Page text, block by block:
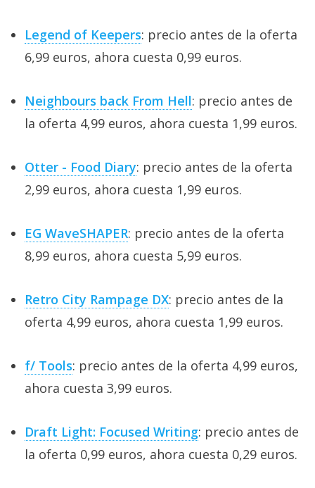
Legend of Keepers: precio antes de la oferta
6,99 euros, ahora cuesta 0,99 euros.
Neighbours back From Hell: precio antes de
la oferta 4,99 euros, ahora cuesta 1,99 euros.
Otter - Food Diary: precio antes de la oferta
2,99 euros, ahora cuesta 1,99 euros.
EG WaveSHAPER: precio antes de la oferta
8,99 euros, ahora cuesta 5,99 euros.
Retro City Rampage DX: precio antes de la
oferta 4,99 euros, ahora cuesta 1,99 euros.
f/ Tools: precio antes de la oferta 4,99 euros,
ahora cuesta 3,99 euros.
Draft Light: Focused Writing: precio antes de
la oferta 0,99 euros, ahora cuesta 0,29 euros.